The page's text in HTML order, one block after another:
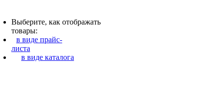
Выберите, как отображать
товары:
в виде прайс-
листа
в виде каталога